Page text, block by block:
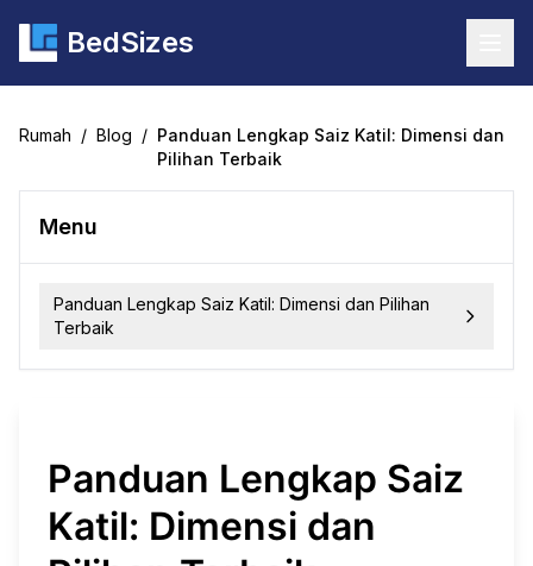
BedSizes
Rumah / Blog / Panduan Lengkap Saiz Katil: Dimensi dan
Pilihan Terbaik
Menu
Panduan Lengkap Saiz Katil: Dimensi dan Pilihan
Terbaik
Panduan Lengkap Saiz
Katil: Dimensi dan